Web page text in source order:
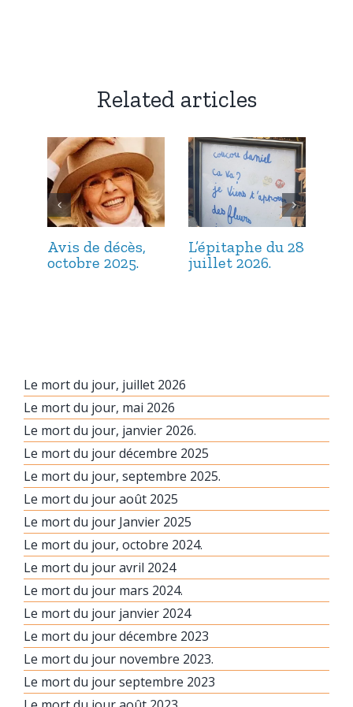
Related articles
Avis de décès,
octobre 2025.
L’épitaphe du 28
juillet 2026.
Le mort du jour, juillet 2026
Le mort du jour, mai 2026
Le mort du jour, janvier 2026.
Le mort du jour décembre 2025
Le mort du jour, septembre 2025.
Le mort du jour août 2025
Le mort du jour Janvier 2025
Le mort du jour, octobre 2024.
Le mort du jour avril 2024
Le mort du jour mars 2024.
Le mort du jour janvier 2024
Le mort du jour décembre 2023
Le mort du jour novembre 2023.
Le mort du jour septembre 2023